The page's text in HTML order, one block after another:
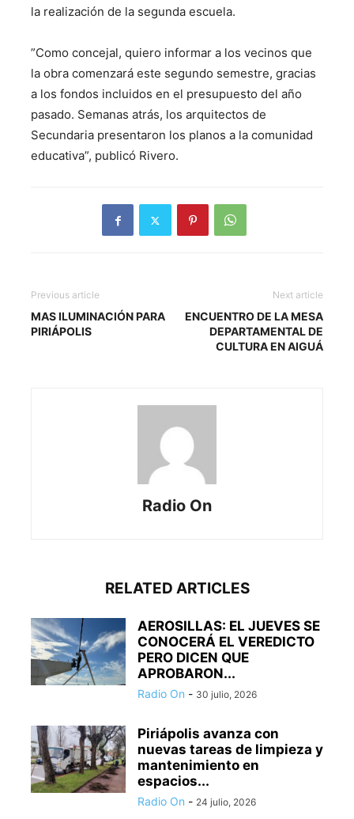
la realización de la segunda escuela.
​”Como concejal, quiero informar a los vecinos que
la obra comenzará este segundo semestre, gracias
a los fondos incluidos en el presupuesto del año
pasado. Semanas atrás, los arquitectos de
Secundaria presentaron los planos a la comunidad
educativa”, publicó Rivero.
Previous article
MAS ILUMINACIÓN PARA
PIRIÁPOLIS
Next article
ENCUENTRO DE LA MESA
DEPARTAMENTAL DE
CULTURA EN AIGUÁ
Radio On
RELATED ARTICLES
AEROSILLAS: EL JUEVES SE
CONOCERÁ EL VEREDICTO
PERO DICEN QUE
APROBARON...
Radio On - 30 julio, 2026
Piriápolis avanza con
nuevas tareas de limpieza y
mantenimiento en
espacios...
Radio On - 24 julio, 2026